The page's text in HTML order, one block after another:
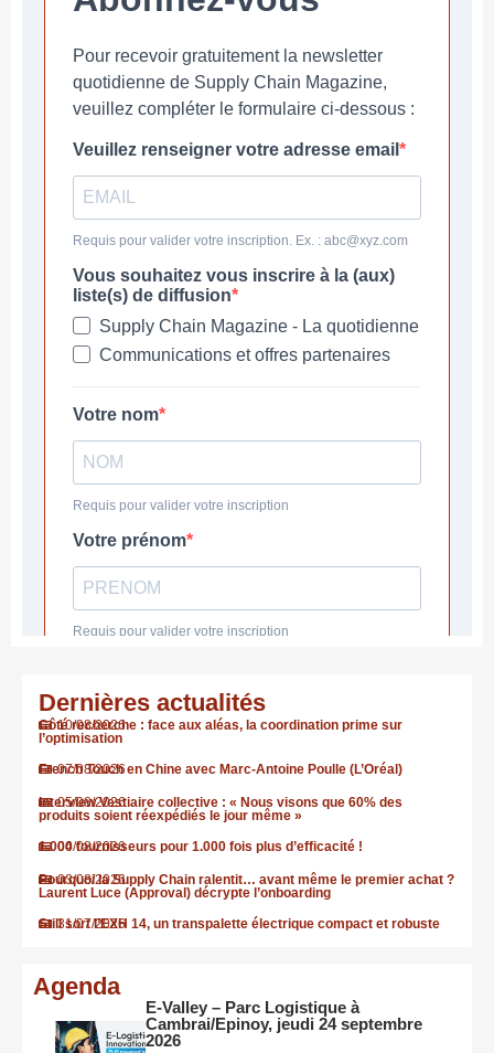
Dernières actualités
10/08/2026
Côté recherche : face aux aléas, la coordination prime sur
l’optimisation
07/08/2026
French Touch en Chine avec Marc-Antoine Poulle (L’Oréal)
05/08/2026
Interview Vestiaire collective : « Nous visons que 60% des
produits soient réexpédiés le jour même »
04/08/2026
1.000 fournisseurs pour 1.000 fois plus d’efficacité !
03/08/2026
Pourquoi la Supply Chain ralentit… avant même le premier achat ?
Laurent Luce (Approval) décrypte l’onboarding
31/07/2026
Still sort l’EXH 14, un transpalette électrique compact et robuste
Agenda
E-Valley – Parc Logistique à
Cambrai/Epinoy, jeudi 24 septembre
2026